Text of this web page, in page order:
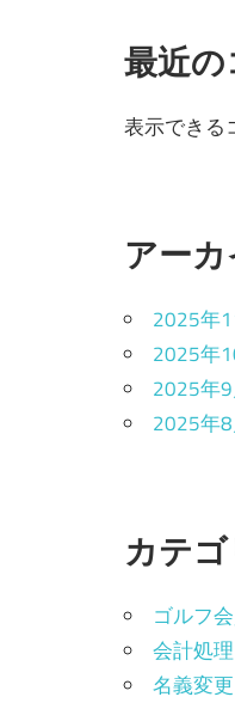
最近
表示できる
アー
2025年
2025年
2025年9
2025年8
カテ
ゴルフ
会計処理
名義変更